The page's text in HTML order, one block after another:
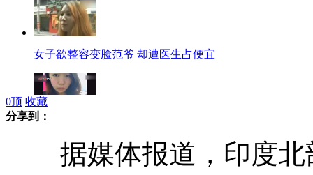
女子欲整容变脸范爷 却遭医生占便宜
0顶 收藏
分享到：
据媒体报道，印度北